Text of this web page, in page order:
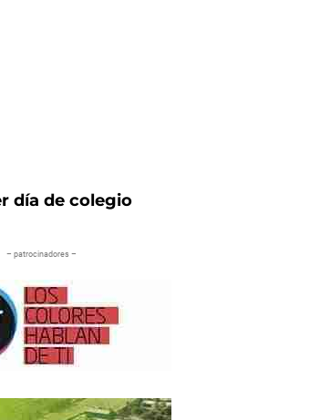
día de colegio
– patrocinadores –